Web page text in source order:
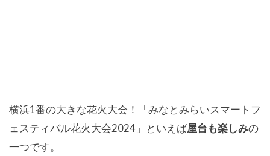
横浜1番の大きな花火大会！「みなとみらいスマートフ
ェスティバル花火大会2024」といえば屋台も楽しみの
一つです。